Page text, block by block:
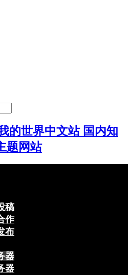
的世界中文站 国内知
题网站
稿
作
布
器
器